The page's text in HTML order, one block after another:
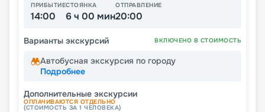
ПРИБЫТИЕ
14:00
СТОЯНКА
6 ч 00 мин
ОТПРАВЛЕНИЕ
20:00
Варианты экскурсий ВКЛЮЧЕНО В СТОИМОСТЬ
Автобусная экскурсия по городу
Подробнее
Дополнительные экскурсии
ОПЛАЧИВАЮТСЯ ОТДЕЛЬНО
(СТОИМОСТЬ ЗА 1 ЧЕЛОВЕКА)